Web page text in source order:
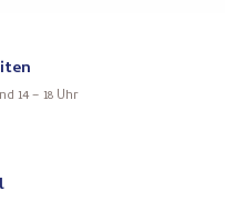
14 – 18 Uhr